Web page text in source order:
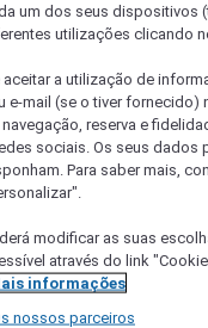
um dos seus dispositivos
utilizações clicando
aceitar a utilização de
e-mail (se o tiver
reserva e
sociais. Os seus dados
Para saber mais,
modificar as suas
através do link
informações
nossos parceiros